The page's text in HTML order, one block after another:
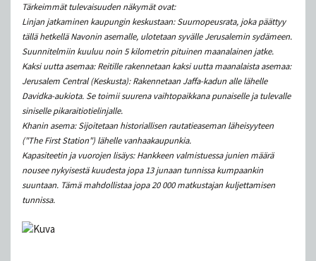
Tärkeimmät tulevaisuuden näkymät ovat:
Linjan jatkaminen kaupungin keskustaan: Suurnopeusrata, joka päättyy
tällä hetkellä Navonin asemalle, ulotetaan syvälle Jerusalemin sydämeen.
Suunnitelmiin kuuluu noin 5 kilometrin pituinen maanalainen jatke.
Kaksi uutta asemaa: Reitille rakennetaan kaksi uutta maanalaista asemaa:
Jerusalem Central (Keskusta): Rakennetaan Jaffa-kadun alle lähelle
Davidka-aukiota. Se toimii suurena vaihtopaikkana punaiselle ja tulevalle
siniselle pikaraitiotielinjalle.
Khanin asema: Sijoitetaan historiallisen rautatieaseman läheisyyteen
("The First Station") lähelle vanhaakaupunkia.
Kapasiteetin ja vuorojen lisäys: Hankkeen valmistuessa junien määrä
nousee nykyisestä kuudesta jopa 13 junaan tunnissa kumpaankin
suuntaan. Tämä mahdollistaa jopa 20 000 matkustajan kuljettamisen
tunnissa.